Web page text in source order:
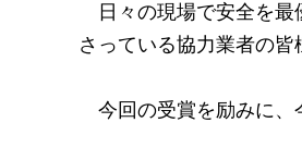
日々の現場で安全を最
さっている協力業者の皆
今回の受賞を励みに、